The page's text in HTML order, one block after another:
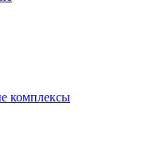
комплексы